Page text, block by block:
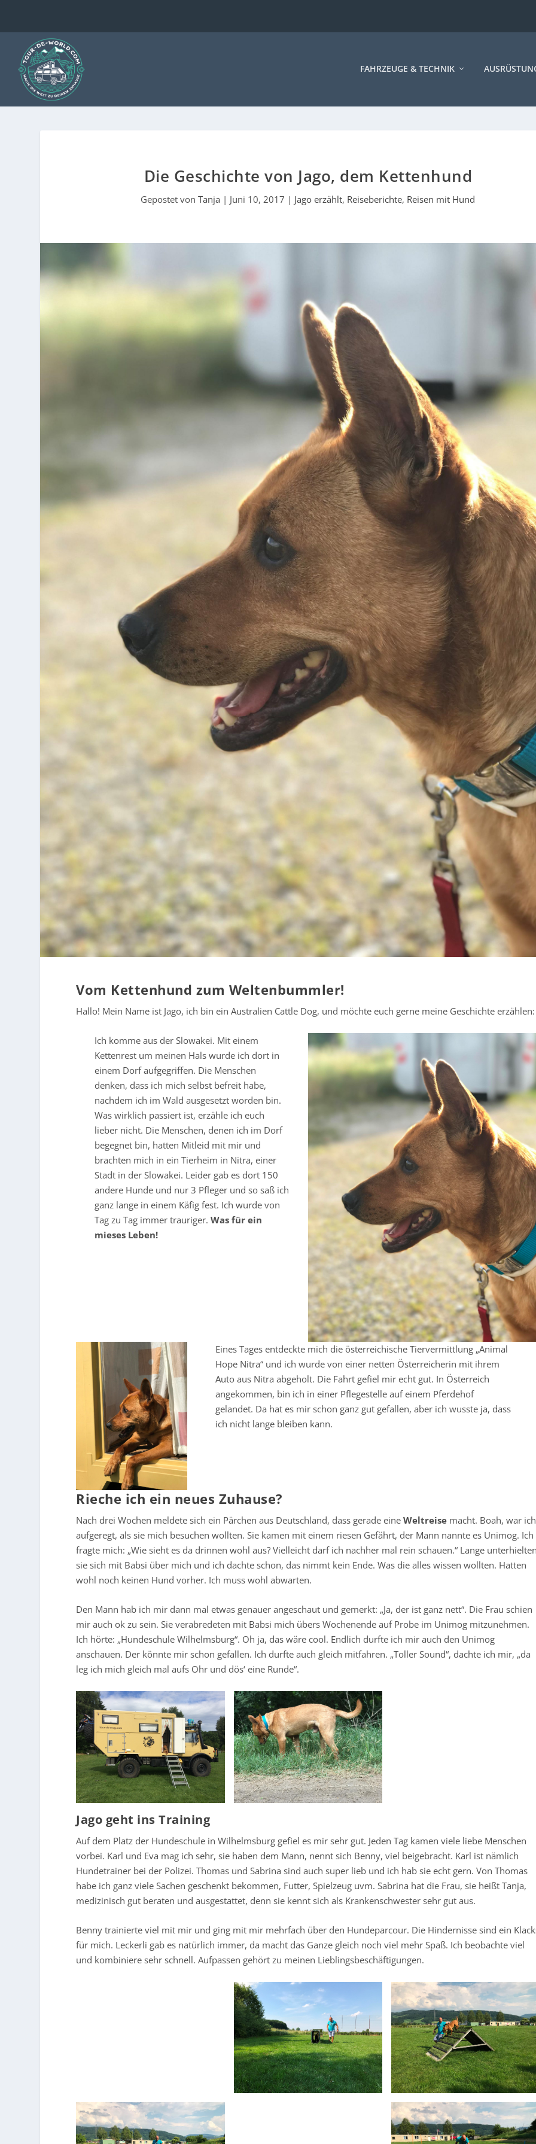
FAHRZEUGE & TECHNIK
Die Geschichte von Jago, dem Kettenhund
Gepostet vonTanja | Juni 10, 2017 | Jago erzählt, Reiseberichte, Reisen mit Hund
Vom Kettenhund zum Weltenbummler!
Hallo! Mein Name ist Jago, ich bin ein Australien Cattle Dog, und möchte euch gerne meine Geschichte erzählen:
Ich komme aus der Slowakei. Mit einem
Kettenrest um meinen Hals wurde ich dort in
einem Dorf aufgegriffen. Die Menschen
denken, dass ich mich selbst befreit habe,
nachdem ich im Wald ausgesetzt worden bin.
Was wirklich passiert ist, erzähle ich euch
lieber nicht. Die Menschen, denen ich im Dorf
begegnet bin, hatten Mitleid mit mir und
brachten mich in ein Tierheim in Nitra, einer
Stadt in der Slowakei. Leider gab es dort 150
andere Hunde und nur 3 Pfleger und so saß ich
ganz lange in einem Käfig fest. Ich wurde von
Tag zu Tag immer trauriger.Was für ein
mieses Leben!
Eines Tages entdeckte mich die österreichische Tiervermittlung „Animal
Hope Nitra“ und ich wurde von einer netten Österreicherin mit ihrem
Auto aus Nitra abgeholt. Die Fahrt gefiel mir echt gut. In Österreich
angekommen, bin ich in einer Pflegestelle auf einem Pferdehof
gelandet. Da hat es mir schon ganz gut gefallen, aber ich wusste ja, dass
ich nicht lange bleiben kann.
Rieche ich ein neues Zuhause?
Nach drei Wochen meldete sich ein Pärchen aus Deutschland, dass gerade eineWeltreise macht. Boah, war ich
aufgeregt, als sie mich besuchen wollten. Sie kamen mit einem riesen Gefährt, der Mann nannte es Unimog. Ich
fragte mich: „Wie sieht es da drinnen wohl aus? Vielleicht darf ich nachher mal rein schauen.“ Lange
sie sich mit Babsi über mich und ich dachte schon, das nimmt kein Ende. Was die alles wissen wollten. Hatten
wohl noch keinen Hund vorher. Ich muss wohl abwarten.
Den Mann hab ich mir dann mal etwas genauer angeschaut und gemerkt: „Ja, der ist ganz nett“. Die Frau schien
mir auch ok zu sein. Sie verabredeten mit Babsi mich übers Wochenende auf Probe im Unimog mitzunehmen.
Ich hörte: „Hundeschule Wilhelmsburg“. Oh ja, das wäre cool. Endlich durfte ich mir auch den Unimog
anschauen. Der könnte mir schon gefallen. Ich durfte auch gleich mitfahren. „Toller Sound“, dachte ich mir, „da
leg ich mich gleich mal aufs Ohr und dös‘ eine Runde“.
Jago geht ins Training
Auf dem Platz der Hundeschule in Wilhelmsburg gefiel es mir sehr gut. Jeden Tag kamen viele liebe Menschen
vorbei. Karl und Eva mag ich sehr, sie haben dem Mann, nennt sich Benny, viel beigebracht. Karl ist nämlich
Hundetrainer bei der Polizei. Thomas und Sabrina sind auch super lieb und ich hab sie echt gern. Von Thomas
habe ich ganz viele Sachen geschenkt bekommen, Futter, Spielzeug uvm. Sabrina hat die Frau, sie heißt Tanja,
medizinisch gut beraten und ausgestattet, denn sie kennt sich als Krankenschwester sehr gut aus.
Benny trainierte viel mit mir und ging mit mir mehrfach über den Hundeparcour. Die Hindernisse sind ein
für mich. Leckerli gab es natürlich immer, da macht das Ganze gleich noch viel mehr Spaß. Ich beobachte viel
und kombiniere sehr schnell. Aufpassen gehört zu meinen Lieblingsbeschäftigungen.